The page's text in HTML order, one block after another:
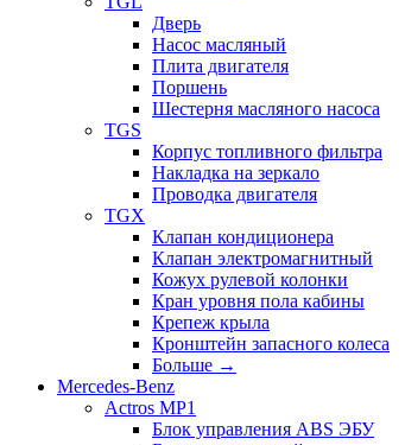
Дверь
Насос масляный
Плита двигателя
Поршень
Шестерня масляного насоса
TGS
Корпус топливного фильтра
Накладка на зеркало
Проводка двигателя
TGX
Клапан кондиционера
Клапан электромагнитный
Кожух рулевой колонки
Кран уровня пола кабины
Крепеж крыла
Кронштейн запасного колеса
Больше →
Mercedes-Benz
Actros MP1
Блок управления ABS ЭБУ